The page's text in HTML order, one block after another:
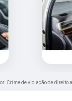
Crime de violação de direito